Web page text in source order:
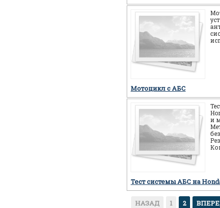
Мотоцикл c АБС
и
Тест системы АБС на
НАЗАД 1 2